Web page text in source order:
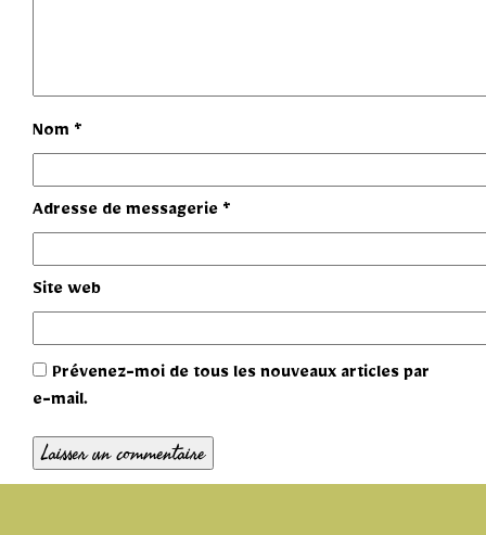
Nom *
Adresse de messagerie *
Site web
Prévenez-moi de tous les nouveaux articles par
e-mail.